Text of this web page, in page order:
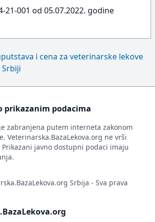
21-001 od 05.07.2022. godine
i cena za veterinarske lekove
prikazanim podacima
zabranjena putem interneta zakonom
Veterinarska.BazaLekova.org ne vrši
javno dostupni podaci imaju
Srbija - Sva prava